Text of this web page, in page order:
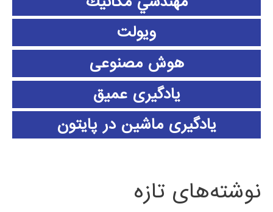
ویولت
هوش مصنوعی
یادگیری عمیق
یادگیری ماشین در پایتون
نوشته‌های تازه